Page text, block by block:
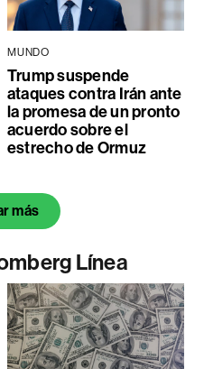
MUNDO
Trump suspende
ataques contra Irán ante
la promesa de un pronto
acuerdo sobre el
estrecho de Ormuz
más
Línea